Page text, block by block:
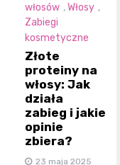
włosów ,Włosy ,
Zabiegi
kosmetyczne
Złote
proteiny na
włosy: Jak
działa
zabieg i jakie
opinie
zbiera?
23 maja 2025